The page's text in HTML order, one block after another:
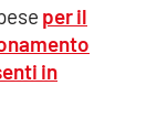
per il
in